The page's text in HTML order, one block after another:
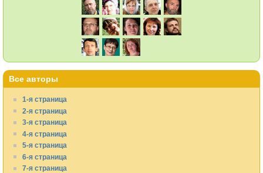
Все авторы
1-я страница
2-я страница
3-я страница
4-я страница
5-я страница
6-я страница
7-я страница